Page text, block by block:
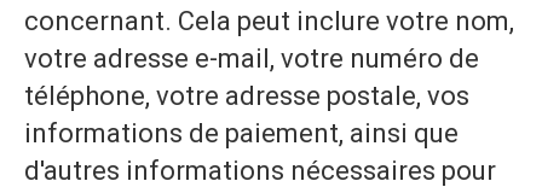
concernant. Cela peut inclure votre nom,
votre adresse e-mail, votre numéro de
téléphone, votre adresse postale, vos
informations de paiement, ainsi que
d'autres informations nécessaires pour